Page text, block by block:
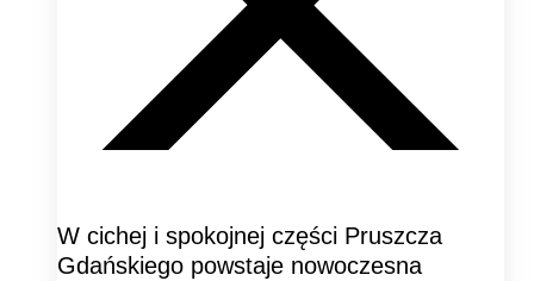
W cichej i spokojnej części Pruszcza
Gdańskiego powstaje nowoczesna